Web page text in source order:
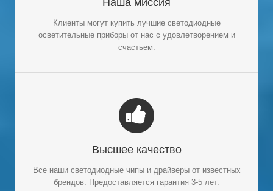
Наша миссия
Клиенты могут купить лучшие светодиодные
осветительные приборыот нас с удовлетворением и
счастьем.
Наша конечная цель – принести удовлетворение и счастье
нашим клиентам.
Высшее качество
Все наши светодиодные чипы и драйверы от известных
брендов. Предоставляется гарантия 3-5 лет.
ВЫСШЕЕ КАЧЕСТВО
драйверы для большинства наших
Фактический срок службы нашего продукта может
достигать 6-10 лет.